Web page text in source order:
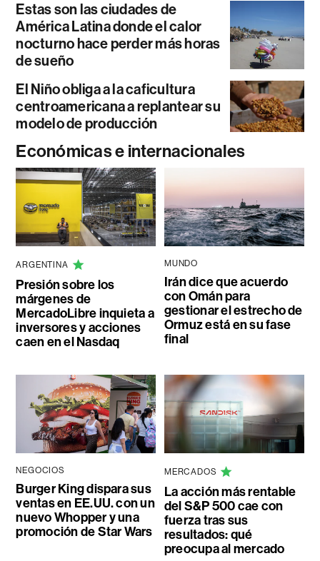
Estas son las ciudades de
América Latina donde el calor
nocturno hace perder más horas
de sueño
El Niño obliga a la caficultura
centroamericana a replantear su
modelo de producción
Económicas e internacionales
ARGENTINA
Presión sobre los
márgenes de
MercadoLibre inquieta a
inversores y acciones
caen en el Nasdaq
MUNDO
Irán dice que acuerdo
con Omán para
gestionar el estrecho de
Ormuz está en su fase
final
NEGOCIOS
Burger King dispara sus
ventas en EE.UU. con un
nuevo Whopper y una
promoción de Star Wars
MERCADOS
La acción más rentable
del S&P 500 cae con
fuerza tras sus
resultados: qué
preocupa al mercado